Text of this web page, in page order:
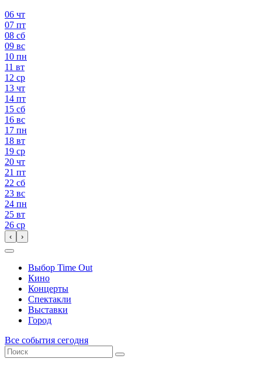
06 чт
07 пт
08 сб
09 вс
10 пн
11 вт
12 ср
13 чт
14 пт
15 сб
16 вс
17 пн
18 вт
19 ср
20 чт
21 пт
22 сб
23 вс
24 пн
25 вт
26 ср
‹ ›
Выбор Time Out
Кино
Концерты
Спектакли
Выставки
Город
Все события сегодня